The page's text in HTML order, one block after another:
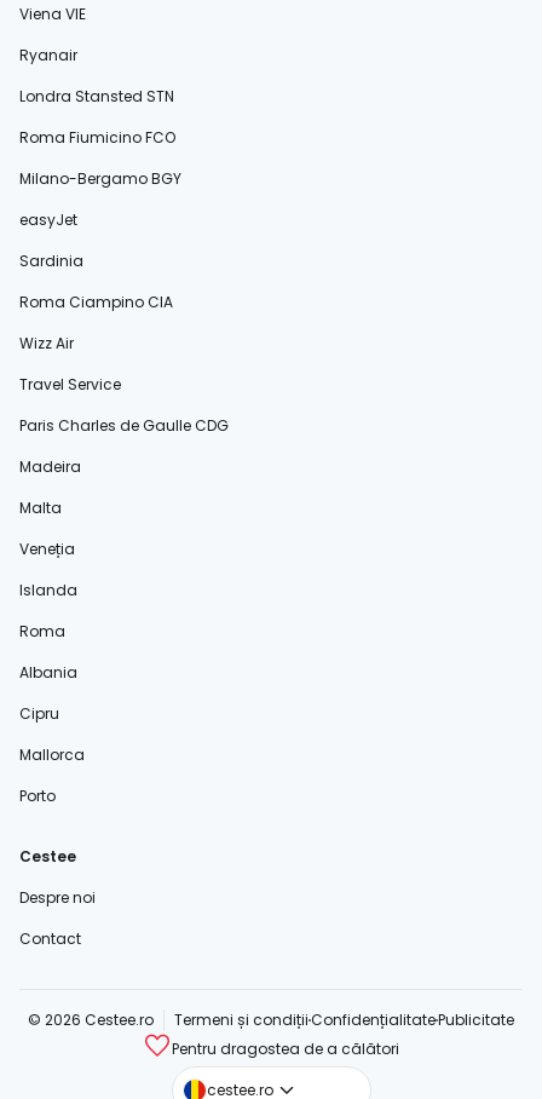
Viena VIE
Ryanair
Londra Stansted STN
Roma Fiumicino FCO
Milano-Bergamo BGY
easyJet
Sardinia
Roma Ciampino CIA
Wizz Air
Travel Service
Paris Charles de Gaulle CDG
Madeira
Malta
Veneția
Islanda
Roma
Albania
Cipru
Mallorca
Porto
Cestee
Despre noi
Contact
© 2026 Cestee.ro Termeni și condițiiConfidențialitatePublicitate
Pentru dragostea de a călători
cestee.ro
cestee.com